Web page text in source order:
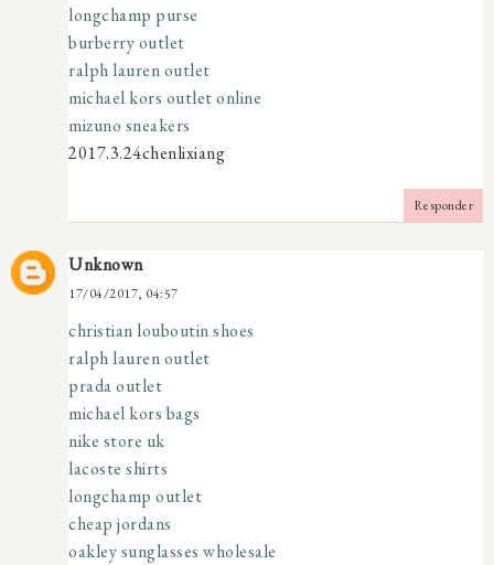
longchamp purse
burberry outlet
ralph lauren outlet
michael kors outlet online
mizuno sneakers
2017.3.24chenlixiang
Responder
Unknown
17/04/2017, 04:57
christian louboutin shoes
ralph lauren outlet
prada outlet
michael kors bags
nike store uk
lacoste shirts
longchamp outlet
cheap jordans
oakley sunglasses wholesale